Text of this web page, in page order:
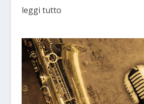
leggi tutto